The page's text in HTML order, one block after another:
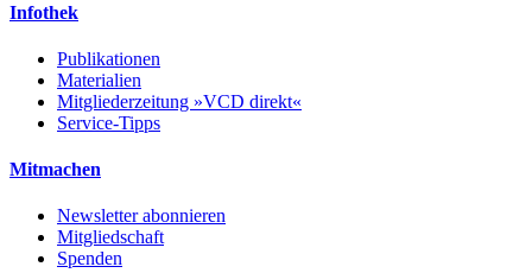
Infothek
Publikationen
Materialien
Mitgliederzeitung »VCD direkt«
Service-Tipps
Mitmachen
Newsletter abonnieren
Mitgliedschaft
Spenden